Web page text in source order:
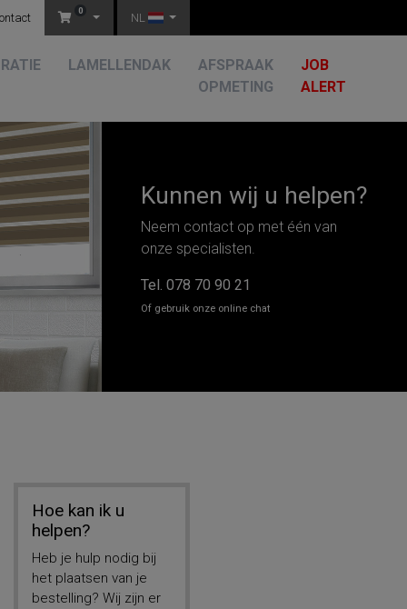
0
NL
LAMELLENDAK
AFSPRAAK
OPMETING
JOB
ALERT
Kunnen wij u helpen?
Neem contact op met één van
onze specialisten.
Tel. 078 70 90 21
Of gebruik onze online chat
Hoe kan ik u
helpen?
Heb je hulp nodig bij
het plaatsen van je
bestelling? Wij zijn er